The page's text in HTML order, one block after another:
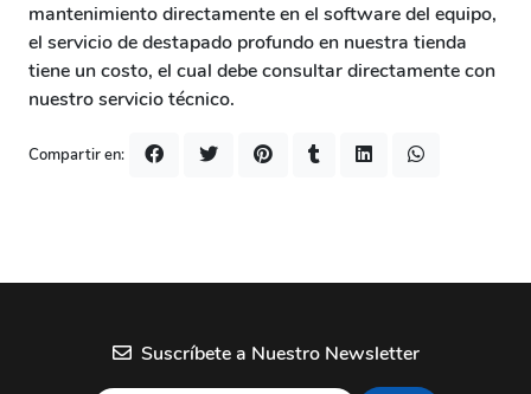
mantenimiento directamente en el software del equipo,
el servicio de destapado profundo en nuestra tienda
tiene un costo, el cual debe consultar directamente con
nuestro servicio técnico.
Compartir en:
Suscríbete a Nuestro Newsletter